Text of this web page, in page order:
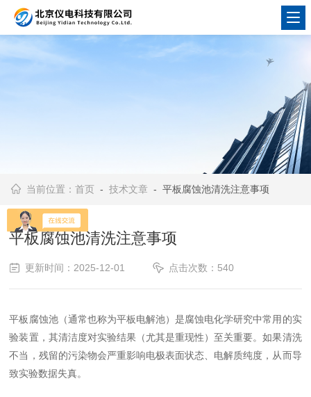
当前位置：首页 -技术文章 - 平板腐蚀池清洗注意事项
平板腐蚀池清洗注意事项
更新时间：2025-12-01 点击次数：540
平板腐蚀池（通常也称为平板电解池）是腐蚀电化学研究中常用的实
验装置，其清洁度对实验结果（尤其是重现性）至关重要。如果清洗
不当，残留的污染物会严重影响电极表面状态、电解质纯度，从而导
致实验数据失真。